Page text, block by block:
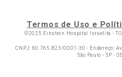
Termos de Uso e
©2025 Einstein Hospital Israelita -
CNPJ: 60.765.823/0001-30 - Endereço:
São Paulo - SP -